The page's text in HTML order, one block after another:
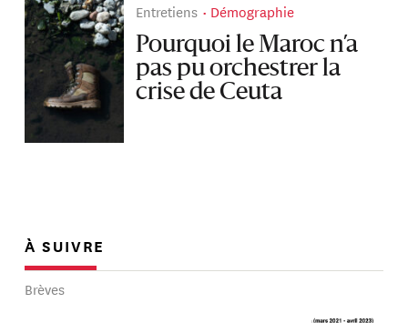
Entretiens Démographie
Pourquoi le Maroc n’a
pas pu orchestrer la
crise de Ceuta
À SUIVRE
Brèves